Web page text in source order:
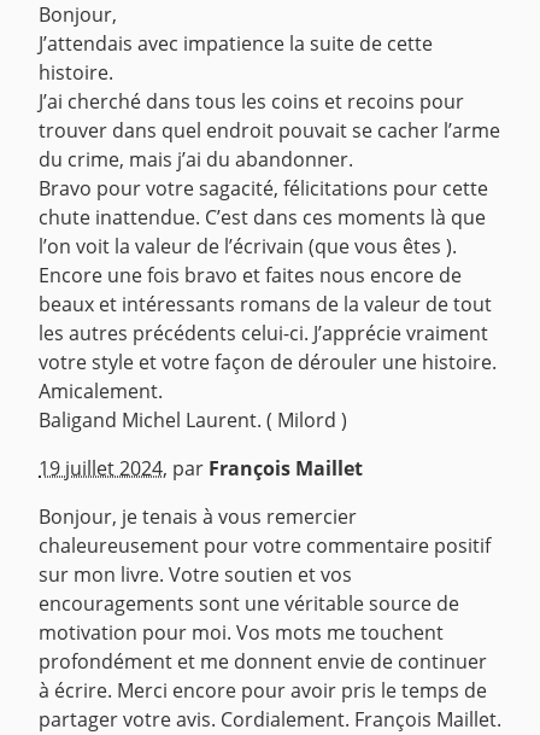
Bonjour,
J’attendais avec impatience la suite de cette
histoire.
J’ai cherché dans tous les coins et recoins pour
trouver dans quel endroit pouvait se cacher l’arme
du crime, mais j’ai du abandonner.
Bravo pour votre sagacité, félicitations pour cette
chute inattendue. C’est dans ces moments là que
l’on voit la valeur de l’écrivain (que vous êtes ).
Encore une fois bravo et faites nous encore de
beaux et intéressants romans de la valeur de tout
les autres précédents celui-ci. J’apprécie vraiment
votre style et votre façon de dérouler une histoire.
Amicalement.
Baligand Michel Laurent. ( Milord )
^
19 juillet 2024, par François Maillet
Bonjour, je tenais à vous remercier
chaleureusement pour votre commentaire positif
sur mon livre. Votre soutien et vos
encouragements sont une véritable source de
motivation pour moi. Vos mots me touchent
profondément et me donnent envie de continuer
à écrire. Merci encore pour avoir pris le temps de
partager votre avis. Cordialement. François Maillet.